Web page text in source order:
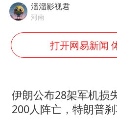
感觉全
溜溜影视君
河南
打开网易新闻
伊朗公布28架军机损
200人阵亡，特朗普